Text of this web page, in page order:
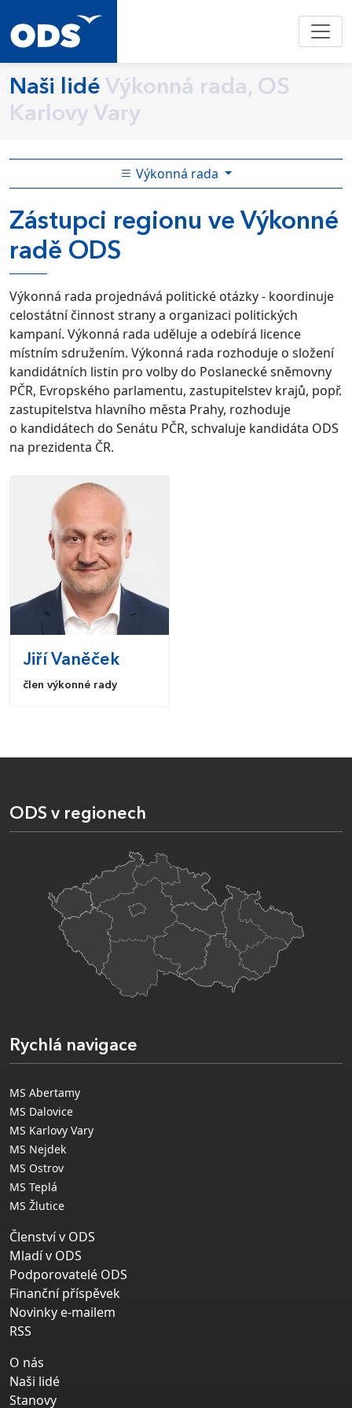
Naši lidé Výkonná rada, OS
Karlovy Vary
Výkonná rada
Zástupci regionu ve Výkonné
radě ODS
Výkonná rada projednává politické otázky - koordinuje
celostátní činnost strany a organizaci politických
kampaní. Výkonná rada uděluje a odebírá licence
místním sdružením. Výkonná rada rozhoduje o složení
kandidátních listin pro volby do Poslanecké sněmovny
PČR, Evropského parlamentu, zastupitelstev krajů, popř.
zastupitelstva hlavního města Prahy, rozhoduje
o kandidátech do Senátu PČR, schvaluje kandidáta ODS
na prezidenta ČR.
Jiří Vaněček
člen výkonné rady
ODS v regionech
Rychlá navigace
MS Abertamy
MS Dalovice
MS Karlovy Vary
MS Nejdek
MS Ostrov
MS Teplá
MS Žlutice
Členství v ODS
Mladí v ODS
Podporovatelé ODS
Finanční příspěvek
Novinky e-mailem
RSS
O nás
Naši lidé
Stanovy